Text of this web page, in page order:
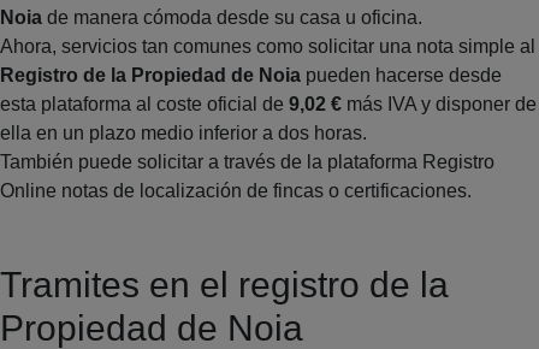
Noia de manera cómoda desde su casa u oficina.
Ahora, servicios tan comunes como solicitar una nota simple al
Registro de la Propiedad de Noia pueden hacerse desde
esta plataforma al coste oficial de 9,02 € más IVA y disponer de
ella en un plazo medio inferior a dos horas.
También puede solicitar a través de la plataforma Registro
Online notas de localización de fincas o certificaciones.
Tramites en el registro de la
Propiedad de Noia